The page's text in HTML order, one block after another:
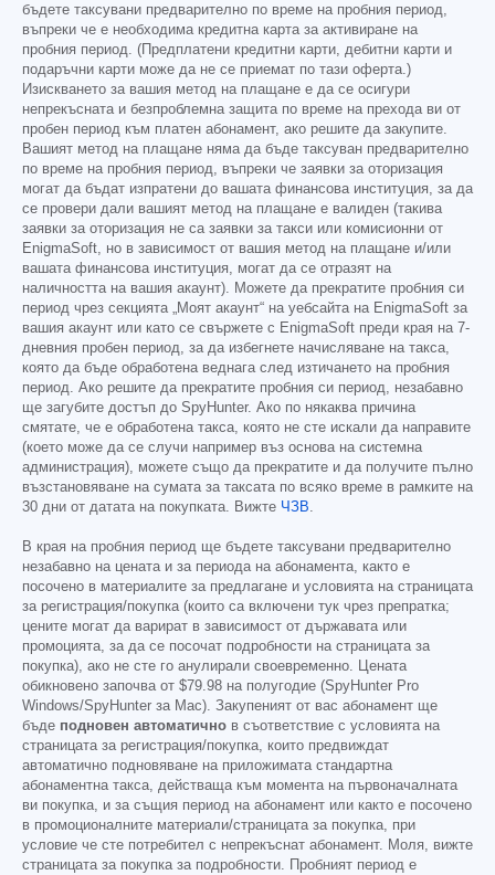
бъдете таксувани предварително по време на пробния период,
въпреки че е необходима кредитна карта за активиране на
пробния период. (Предплатени кредитни карти, дебитни карти и
подаръчни карти може да не се приемат по тази оферта.)
Изискването за вашия метод на плащане е да се осигури
непрекъсната и безпроблемна защита по време на прехода ви от
пробен период към платен абонамент, ако решите да закупите.
Вашият метод на плащане няма да бъде таксуван предварително
по време на пробния период, въпреки че заявки за оторизация
могат да бъдат изпратени до вашата финансова институция, за да
се провери дали вашият метод на плащане е валиден (такива
заявки за оторизация не са заявки за такси или комисионни от
EnigmaSoft, но в зависимост от вашия метод на плащане и/или
вашата финансова институция, могат да се отразят на
наличността на вашия акаунт). Можете да прекратите пробния си
период чрез секцията „Моят акаунт“ на уебсайта на EnigmaSoft за
вашия акаунт или като се свържете с EnigmaSoft преди края на 7-
дневния пробен период, за да избегнете начисляване на такса,
която да бъде обработена веднага след изтичането на пробния
период. Ако решите да прекратите пробния си период, незабавно
ще загубите достъп до SpyHunter. Ако по някаква причина
смятате, че е обработена такса, която не сте искали да направите
(което може да се случи например въз основа на системна
администрация), можете също да прекратите и да получите пълно
възстановяване на сумата за таксата по всяко време в рамките на
30 дни от датата на покупката. Вижте ЧЗВ.
В края на пробния период ще бъдете таксувани предварително
незабавно на цената и за периода на абонамента, както е
посочено в материалите за предлагане и условията на страницата
за регистрация/покупка (които са включени тук чрез препратка;
цените могат да варират в зависимост от държавата или
промоцията, за да се посочат подробности на страницата за
покупка), ако не сте го анулирали своевременно. Цената
обикновено започва от $79.98 на полугодие (SpyHunter Pro
Windows/SpyHunter за Mac). Закупеният от вас абонамент ще
бъде подновен автоматично в съответствие с условията на
страницата за регистрация/покупка, които предвиждат
автоматично подновяване на приложимата стандартна
абонаментна такса, действаща към момента на първоначалната
ви покупка, и за същия период на абонамент или както е посочено
в промоционалните материали/страницата за покупка, при
условие че сте потребител с непрекъснат абонамент. Моля, вижте
страницата за покупка за подробности. Пробният период е